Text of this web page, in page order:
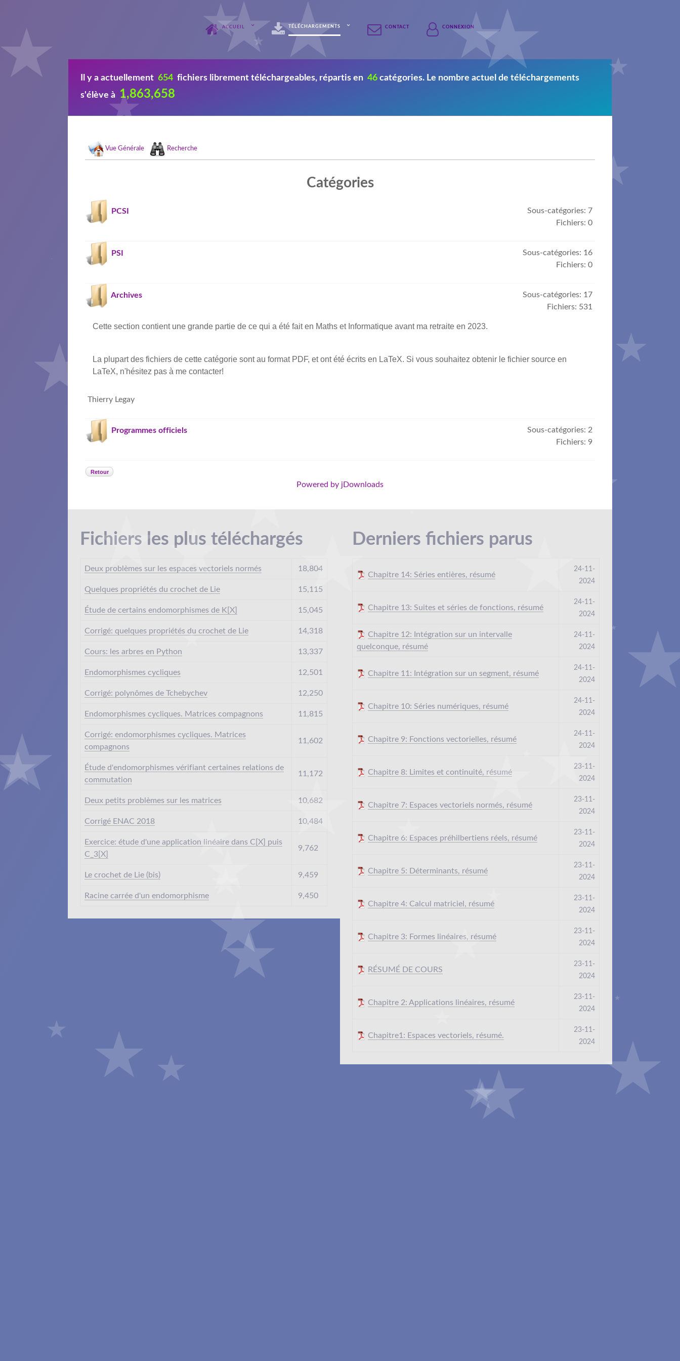
ACCUEIL TÉLÉCHARGEMENTS CONTACT CONNEXION
Il y a actuellement654 fichiers librement téléchargeables, répartis en46 catégories. Le nombre actuel de téléchargements
s'élève à 1,863,658
Vue Générale Recherche
Catégories
PCSI
Sous-catégories: 7
Fichiers: 0
PSI
Sous-catégories: 16
Fichiers: 0
Archives
Sous-catégories: 17
Fichiers: 531
Cette section contient une grande partie de ce qui a été fait en Maths et Informatique avant ma retraite en 2023.
La plupart des fichiers de cette catégorie sont au format PDF, et ont été écrits en LaTeX. Si vous souhaitez obtenir le fichier source en
LaTeX, n'hésitez pas à me contacter!
Thierry Legay
Programmes officiels
Sous-catégories: 2
Fichiers: 9
Retour
Powered by jDownloads
Fichiers les plus téléchargés
Deux problèmes sur les espaces vectoriels normés 18,804
Quelques propriétés du crochet de Lie 15,115
Étude de certains endomorphismes de K[X] 15,045
Corrigé: quelques propriétés du crochet de Lie 14,318
Cours: les arbres en Python 13,337
Endomorphismes cycliques 12,501
Corrigé: polynômes de Tchebychev 12,250
Endomorphismes cycliques. Matrices compagnons 11,815
Corrigé: endomorphismes cycliques. Matrices
compagnons
11,602
Étude d'endomorphismes vérifiant certaines relations de
commutation
11,172
Deux petits problèmes sur les matrices 10,682
Corrigé ENAC 2018 10,484
Exercice: étude d'une application linéaire dans C[X] puis
C_3[X]
9,762
Le crochet de Lie (bis) 9,459
Racine carrée d'un endomorphisme 9,450
Derniers fichiers parus
Chapitre 14: Séries entières, résumé
24-11-
2024
Chapitre 13: Suites et séries de fonctions, résumé
24-11-
2024
Chapitre 12: Intégration sur un intervalle
quelconque, résumé
24-11-
2024
Chapitre 11: Intégration sur un segment, résumé
24-11-
2024
Chapitre 10: Séries numériques, résumé
24-11-
2024
Chapitre 9: Fonctions vectorielles, résumé
24-11-
2024
Chapitre 8: Limites et continuité, résumé
23-11-
2024
Chapitre 7: Espaces vectoriels normés, résumé
23-11-
2024
Chapitre 6: Espaces préhilbertiens réels, résumé
23-11-
2024
Chapitre 5: Déterminants, résumé
23-11-
2024
Chapitre 4: Calcul matriciel, résumé
23-11-
2024
Chapitre 3: Formes linéaires, résumé
23-11-
2024
RÉSUMÉ DE COURS
23-11-
2024
Chapitre 2: Applications linéaires, résumé
23-11-
2024
Chapitre1: Espaces vectoriels, résumé.
23-11-
2024